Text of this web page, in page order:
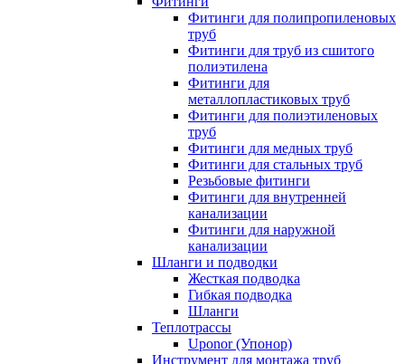
Фитинги для полипропиленовых
труб
Фитинги для труб из сшитого
полиэтилена
Фитинги для
металлопластиковых труб
Фитинги для полиэтиленовых
труб
Фитинги для медных труб
Фитинги для стальных труб
Резьбовые фитинги
Фитинги для внутренней
канализации
Фитинги для наружной
канализации
Шланги и подводки
Жесткая подводка
Гибкая подводка
Шланги
Теплотрассы
Uponor (Упонор)
Инструмент для монтажа труб